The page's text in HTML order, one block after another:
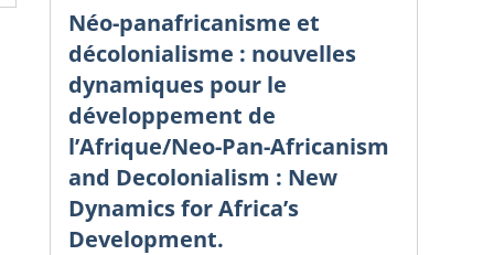
Néo-panafricanisme et
décolonialisme : nouvelles
dynamiques pour le
développement de
l’Afrique/Neo-Pan-Africanism
and Decolonialism : New
Dynamics for Africa’s
Development.